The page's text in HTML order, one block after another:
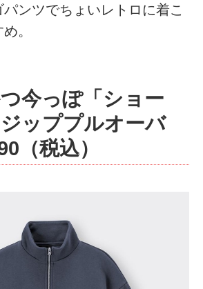
ンツでちょいレトロに着こ
。
今っぽ「ショー
ッププルオーバ
（税込）